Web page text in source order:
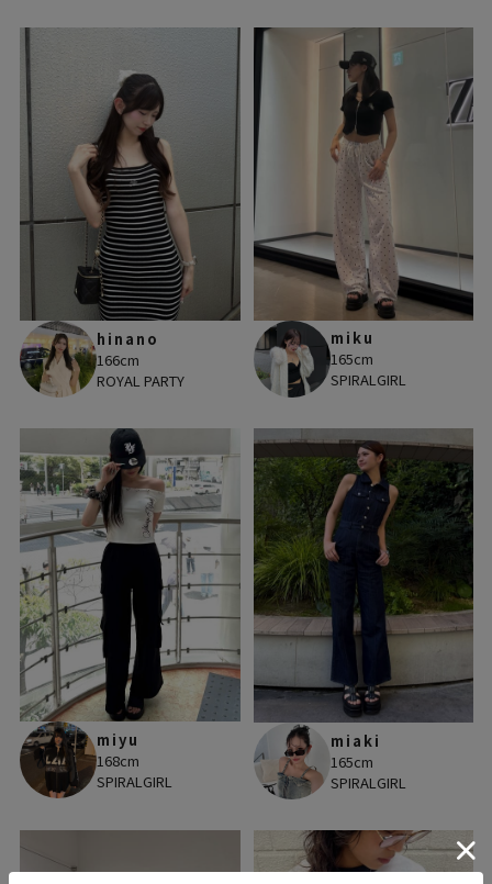
hinano
166cm
ROYAL PARTY
miku
165cm
SPIRALGIRL
miyu
168cm
SPIRALGIRL
miaki
165cm
SPIRALGIRL